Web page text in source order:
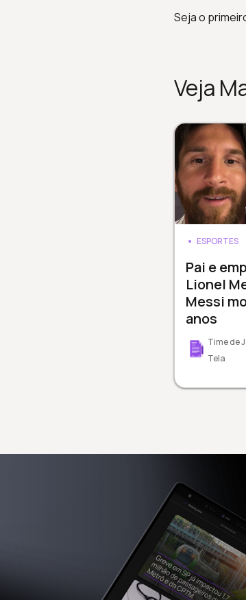
Seja o
Veja
ESPORTES
Pai e
Lionel
Messi
anos
Time de
Tela